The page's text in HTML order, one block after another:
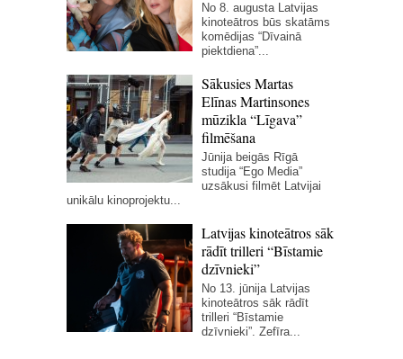
No 8. augusta Latvijas
kinoteātros būs skatāms
komēdijas “Dīvainā
piektdiena”...
Sākusies Martas
Elīnas Martinsones
mūzikla “Līgava”
filmēšana
Jūnija beigās Rīgā
studija “Ego Media”
uzsākusi filmēt Latvijai
unikālu kinoprojektu...
Latvijas kinoteātros sāk
rādīt trilleri “Bīstamie
dzīvnieki”
No 13. jūnija Latvijas
kinoteātros sāk rādīt
trilleri “Bīstamie
dzīvnieki”. Zefīra...